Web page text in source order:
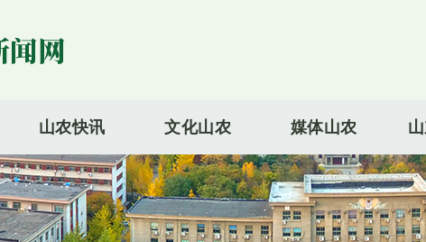
山农快讯 文化山农 媒体山农